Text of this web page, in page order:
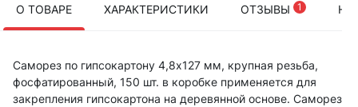
О ТОВАРЕ ХАРАКТЕРИСТИКИ ОТЗЫВЫ 1
Саморез по гипсокартону 4,8х127 мм, крупная резьба,
фосфатированный, 150 шт. в коробке применяется для
закрепления гипсокартона на деревянной основе. Саморез